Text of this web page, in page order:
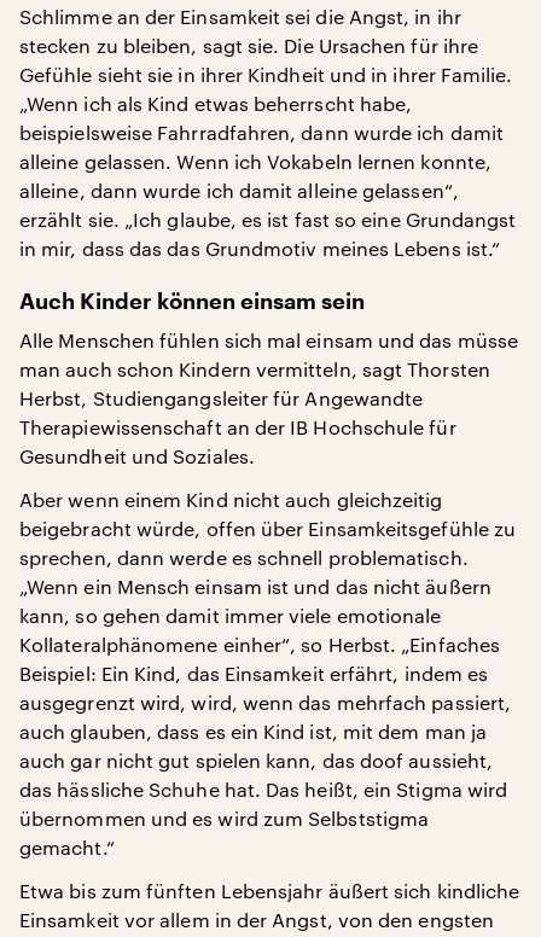
Schlimme an der Einsamkeit sei die Angst, in ihr
stecken zu bleiben, sagt sie. Die Ursachen für ihre
Gefühle sieht sie in ihrer Kindheit und in ihrer Familie.
„Wenn ich als Kind etwas beherrscht habe,
beispielsweise Fahrradfahren, dann wurde ich damit
alleine gelassen. Wenn ich Vokabeln lernen konnte,
alleine, dann wurde ich damit alleine gelassen“,
erzählt sie. „Ich glaube, es ist fast so eine Grundangst
in mir, dass das das Grundmotiv meines Lebens ist.“
Auch Kinder können einsam sein
Alle Menschen fühlen sich mal einsam und das müsse
man auch schon Kindern vermitteln, sagt Thorsten
Herbst, Studiengangsleiter für Angewandte
Therapiewissenschaft an der IB Hochschule für
Gesundheit und Soziales.
Aber wenn einem Kind nicht auch gleichzeitig
beigebracht würde, offen über Einsamkeitsgefühle zu
sprechen, dann werde es schnell problematisch.
„Wenn ein Mensch einsam ist und das nicht äußern
kann, so gehen damit immer viele emotionale
Kollateralphänomene einher“, so Herbst. „Einfaches
Beispiel: Ein Kind, das Einsamkeit erfährt, indem es
ausgegrenzt wird, wird, wenn das mehrfach passiert,
auch glauben, dass es ein Kind ist, mit dem man ja
auch gar nicht gut spielen kann, das doof aussieht,
das hässliche Schuhe hat. Das heißt, ein Stigma wird
übernommen und es wird zum Selbststigma
gemacht.“
Etwa bis zum fünften Lebensjahr äußert sich kindliche
Einsamkeit vor allem in der Angst, von den engsten